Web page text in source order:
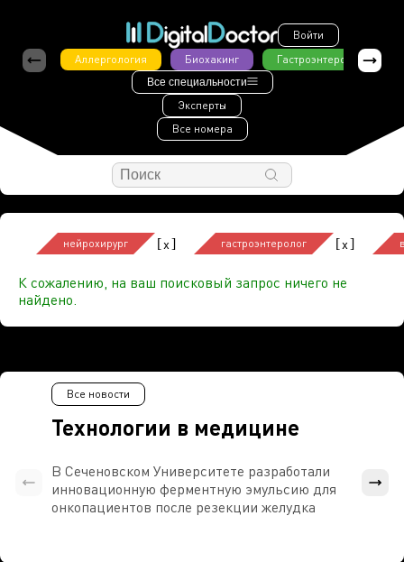
Войти
Аллергология
Биохакинг Гастроэнтерология
Все специальности
Эксперты
Все номера
нейрохирург [x] гастроэнтеролог [x]
К сожалению, на ваш поисковый запрос ничего не
найдено.
Технологии в медицине
Все новости
В Сеченовском Университете разработали
инновационную ферментную эмульсию для
онкопациентов после резекции желудка